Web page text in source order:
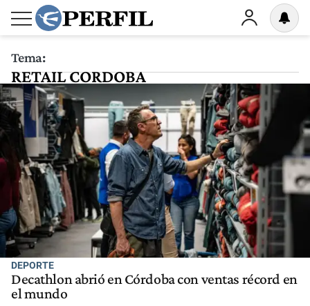
Tema:
RETAIL CORDOBA
DEPORTE
Decathlon abrió en Córdoba con ventas récord en
el mundo